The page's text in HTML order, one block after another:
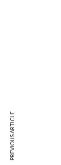
PREVIOUS ARTICLE